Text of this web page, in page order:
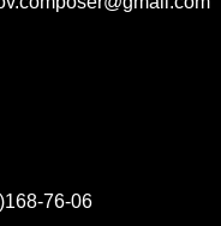
76-06